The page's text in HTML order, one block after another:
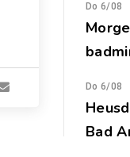
Do 6/08
Do 6/08
Bad